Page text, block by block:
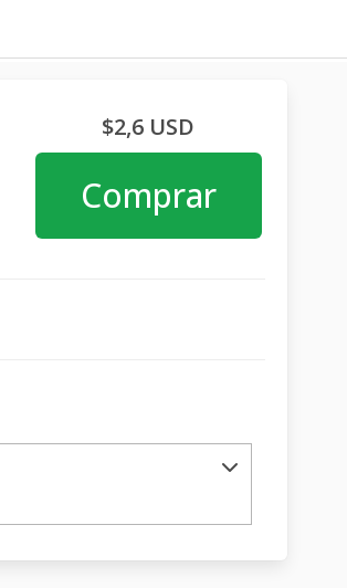
$2,6 USD
Comprar